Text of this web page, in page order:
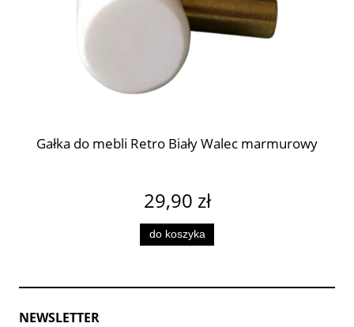
Gałka do mebli Retro Biały Walec marmurowy
29,90 zł
do koszyka
NEWSLETTER